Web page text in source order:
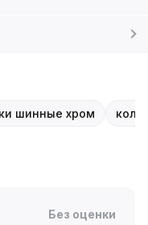
шинные хром
Без оценки